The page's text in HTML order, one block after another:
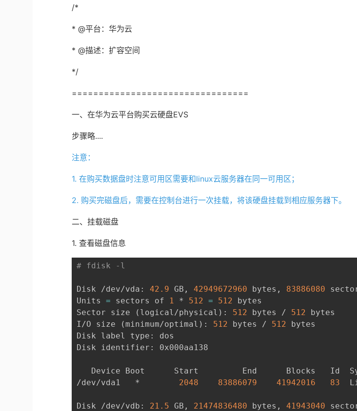
/*
* @平台：华为云
* @描述：扩容空间
*/
=================================
一、在华为云平台购买云硬盘EVS
步骤略....
注意：
1. 在购买数据盘时注意可用区需要和linux云服务器在同一可用区；
2. 购买完磁盘后，需要在控制台进行一次挂载，将该硬盘挂载到相应服务器下。
二、挂载磁盘
1. 查看磁盘信息
# fdisk -l
Disk /dev/vda: 42.9 GB, 42949672960 bytes, 83886080
Units = sectors of 1 * 512 = 512 bytes
Sector size
( logical/physical ) : 512 bytes / 512 bytes
I/O size
( minimum/optimal ) : 512 bytes / 512 bytes
Disk label type: dos
Disk identifier: 0x000aa138
Device Boot      Start         End      Blocks   Id
/dev/vda1   * 2048 83886079 41942016 83
Disk /dev/vdb: 21.5 GB, 21474836480 bytes, 41943040